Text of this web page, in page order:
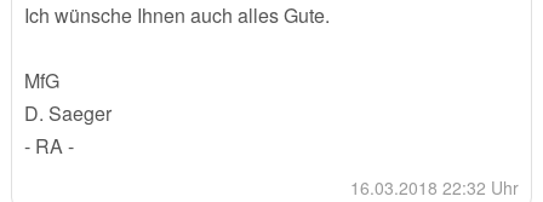
Ich wünsche Ihnen auch alles Gute.
MfG
D. Saeger
- RA -
16.03.2018 22:32 Uhr